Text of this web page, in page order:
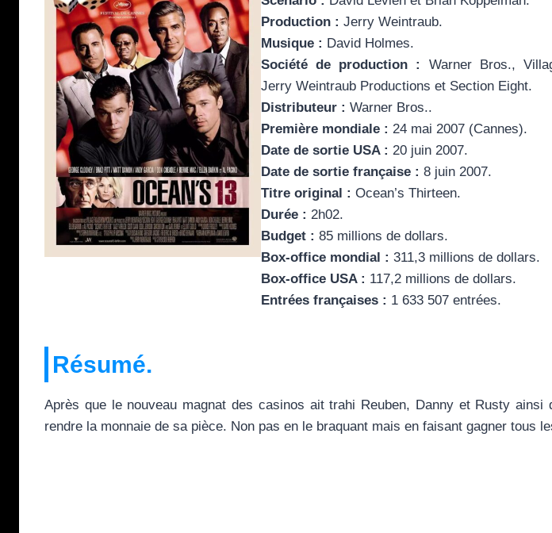
Production : Jerry Weintraub.
Musique : David Holmes.
Société de production :
Warner Bros.,
Jerry Weintraub Productions et Section Eight.
Distributeur : Warner Bros..
Première mondiale : 24 mai 2007 (Cannes).
Date de sortie USA : 20 juin 2007.
Date de sortie française : 8 juin 2007.
Titre original : Ocean’s Thirteen.
Durée : 2h02.
Budget : 85 millions de dollars.
Box-office mondial : 311,3 millions de dollars.
Box-office USA : 117,2 millions de dollars.
Entrées françaises : 1 633 507 entrées.
Résumé.
Après que le nouveau magnat des casinos ait trahi Reuben, Danny et Rusty ainsi
rendre la monnaie de sa pièce. Non pas en le braquant mais en faisant gagner tous